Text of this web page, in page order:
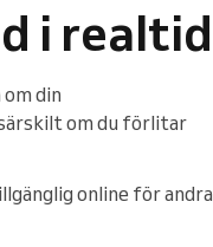
i realtid
om din
om du förlitar
online för andra